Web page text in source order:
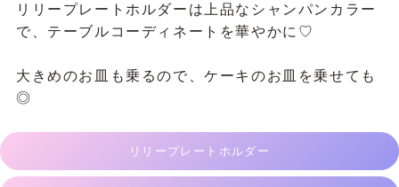
リリープレートホルダーは上品なシャンパンカラー
で、テーブルコーディネートを華やかに♡
大きめのお皿も乗るので、ケーキのお皿を乗せても
◎
リリープレートホルダー